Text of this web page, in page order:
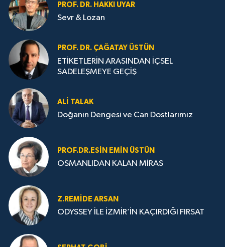
PROF. DR. HAKKI UYAR
Sevr & Lozan
PROF. DR. ÇAĞATAY ÜSTÜN
ETİKETLERİN ARASINDAN İÇSEL
SADELEŞMEYE GEÇİŞ
ALI TALAK
Doğanın Dengesi ve Can Dostlarımız
PROF.DR.ESIN EMIN ÜSTÜN
OSMANLIDAN KALAN MİRAS
Z.REMIDE ARSAN
ODYSSEY İLE İZMİR’İN KAÇIRDIĞI FIRSAT